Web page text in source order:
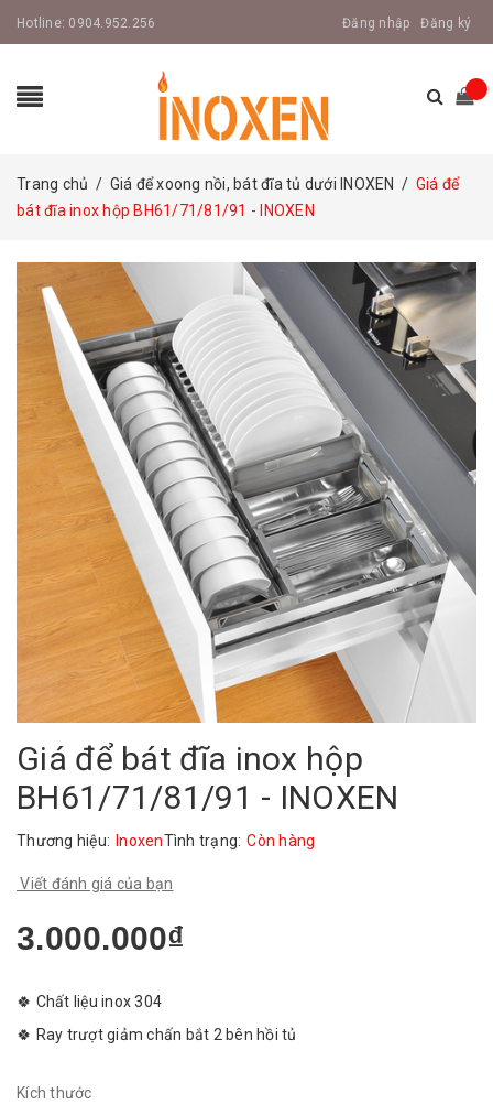
Hotline: 0904.952.256 Đăng nhập Đăng ký
Trang chủ / Giá để xoong nồi, bát đĩa tủ dưới INOXEN / Giá để
bát đĩa inox hộp BH61/71/81/91 - INOXEN
Giá để bát đĩa inox hộp
BH61/71/81/91 - INOXEN
Thương hiệu: InoxenTình trạng: Còn hàng
Viết đánh giá của bạn
3.000.000₫
🍀 Chất liệu inox 304
🍀 Ray trượt giảm chấn bắt 2 bên hồi tủ
Kích thước